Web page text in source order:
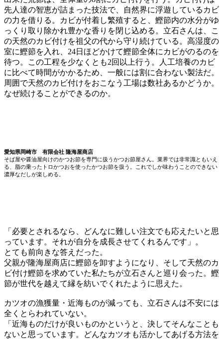
先人達の智恵が詰まった技法で、自然界に浮遊しているカビ
の力を借りる。カビが付着し繁殖すると、鰹節内の水分がゆ
っくり取り除かれ豊かな香りを閉じ込める。立石さんは、こ
の天然のカビ付けを祖父の代から守り続けている。高湿度の
室に鰹節を入れ、24日ほどかけて鰹節全体にカビがのるのを
待つ。この工程を少なくとも2回以上行う。人工培養のカビ
に比べて時間がかかるため、一般には割に合わない製法だ。
周囲で天然のカビ付けをおこなう工場は数社あるかどうか。
なぜ続けることができるのか。
愛知県岡崎市 有限会社 隆海屋商店
そば屋や醤油屋向けのかつお節を専門に扱うかつお節屋さん。業界では非常識ともいえ
る、脂の乗ったトロかつおを使ったかつお節を扱う。これでしか味わうことのできない
濃厚なだしが楽しめる。
「必要とされるなら、どんなに難しい注文でも応えたいと思
っています。それが自分を成長させてくれるんです」。
とても前向きな答えだった。
父親が隆海屋商店に鰹節を卸すようになり、そして天然のカ
ビ付け鰹節を求めていた私たちが立石さんと巡り会った。鰹
節が世代を越えて縁を紡いでくれたように思えた。
カツオの漁獲量・近海ものが減っても、立石さんは不安には
全くとらわれていない。
「近海ものだけが良いものかというと、決してそんなことも
ないと思っています。どんなカツオも活かしてあげる方法を